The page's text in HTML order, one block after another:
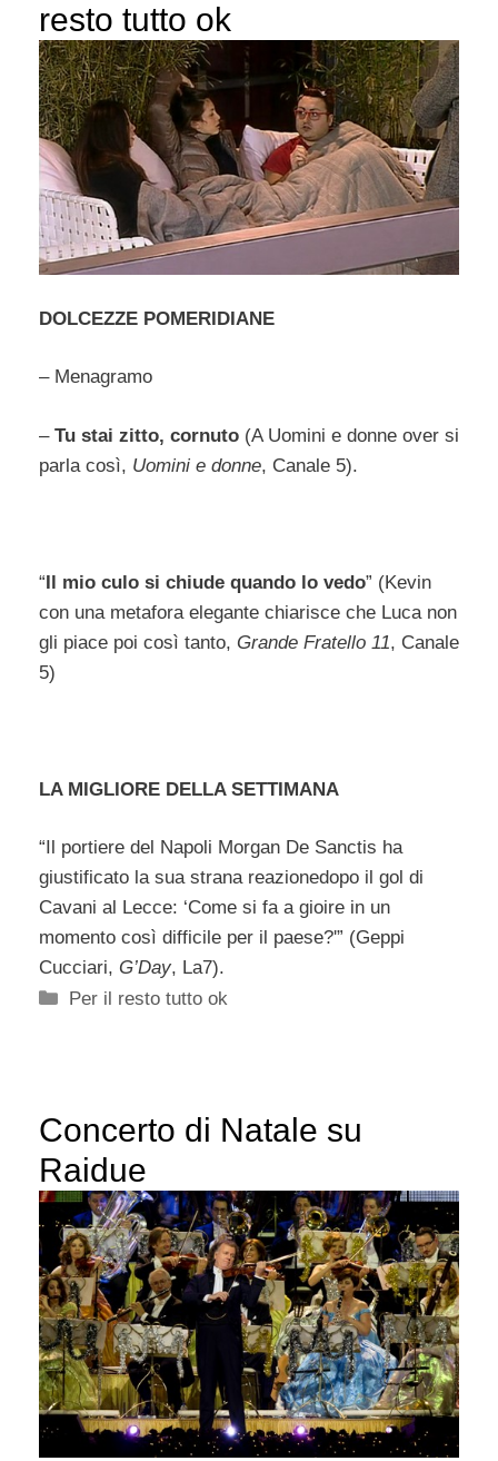
resto tutto ok
DOLCEZZE POMERIDIANE
– Menagramo
– Tu stai zitto, cornuto (A Uomini e donne over si
parla così, Uomini e donne, Canale 5).
“Il mio culo si chiude quando lo vedo” (Kevin
con una metafora elegante chiarisce che Luca non
gli piace poi così tanto, Grande Fratello 11, Canale
5)
LA MIGLIORE DELLA SETTIMANA
“Il portiere del Napoli Morgan De Sanctis ha
giustificato la sua strana reazionedopo il gol di
Cavani al Lecce: ‘Come si fa a gioire in un
momento così difficile per il paese?'” (Geppi
Cucciari, G’Day, La7).
Categorie
Per il resto tutto ok
Concerto di Natale su
Raidue